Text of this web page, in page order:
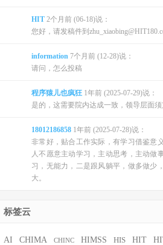
HIT 2个月前 (06-18)说：
您好，请发稿件到
information 7个月前 (12-28)说：
请问，怎么投稿
程序猿儿也疯狂 1年前 (2025-07-29)说：
是的，这需要院内达成一致，领导层面须
18012186858 1年前 (2025-07-28)说：
非常好，贴合工作实际，有学习借鉴意
人不愿意主动学习，主动思考，主动做
习，无能力，二是跟风躺平，做多做少
大。
标签云
AI CHIMA CHINC HIMSS HIS HIT